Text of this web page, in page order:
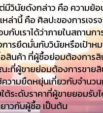
วินัยดังกล่าว คือ ความย้อ
ล่านี้ คือ ศิลปะของการเจร
กับเราได้ว่าภายในสถานก
รยึดมั่นกับวินัยหรือเป้าหม
อสินค้า ที่ผู้ซื้อย่อมต้องการ
ที่ผู้ขายย่อมต้องการขายสิ
ความยืดหยุ่นเกี่ยวกับจำนว
ต้ระดับราคาที่ผู้ขายยอมรับ
าวกับผู้ซื้อ เป็นต้น